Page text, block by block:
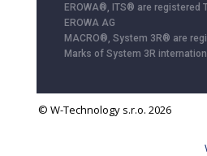
EROWA®, ITS® are registered
EROWA AG
MACRO®, System 3R® are
Marks of System 3R
© W-Technology s.r.o. 2026